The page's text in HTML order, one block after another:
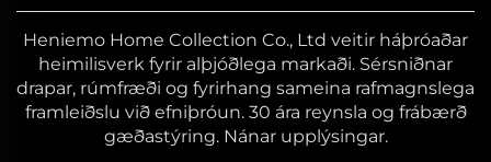
Heniemo Home Collection Co., Ltd veitir háþróaðar
heimilisverk fyrir alþjóðlega markaði. Sérsniðnar
drapar, rúmfræði og fyrirhang sameina rafmagnslega
framleiðslu við efniþróun. 30 ára reynsla og frábærð
gæðastýring. Nánar upplýsingar.